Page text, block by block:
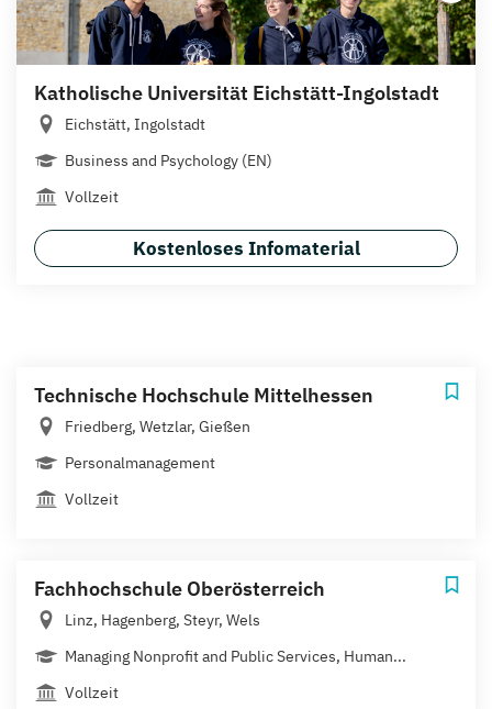
Katholische Universität Eichstätt-Ingolstadt
Eichstätt, Ingolstadt
Business and Psychology (EN)
Vollzeit
Kostenloses Infomaterial
Technische Hochschule Mittelhessen
Friedberg, Wetzlar, Gießen
Personalmanagement
Vollzeit
Fachhochschule Oberösterreich
Linz, Hagenberg, Steyr, Wels
Managing Nonprofit and Public Services, Human...
Vollzeit